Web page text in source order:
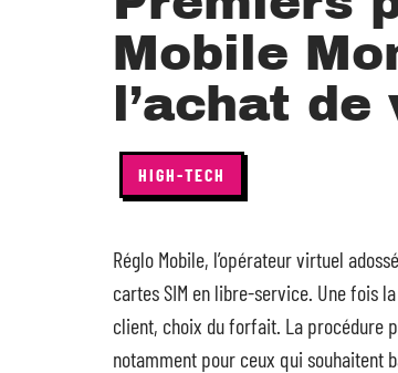
Mobile
l’achat
HIGH-TECH
Réglo Mobile, l’opérateur virtuel
cartes SIM en libre-service. Une fois
client, choix du forfait. La procédure
notamment pour ceux qui souhaitent